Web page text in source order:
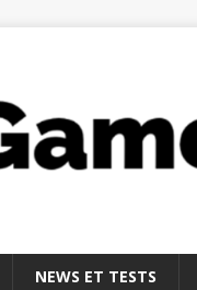
NEWS ET TESTS